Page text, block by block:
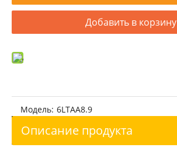
Добавить в корзину
Модель: 6LTAA8.9
Описание продукта